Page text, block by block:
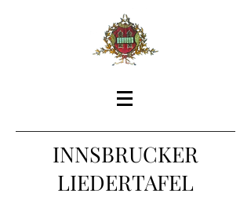
INNSBRUCKER
LIEDERTAFEL